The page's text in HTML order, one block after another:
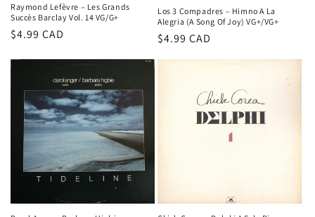
n
:
Raymond Lefèvre – Les Grands
Succès Barclay Vol. 14 VG/G+
Prix
$4.99 CAD
Los 3 Compadres ‎– Himno A La
Alegria (A Song Of Joy) VG+/VG+
Prix
$4.99 CAD